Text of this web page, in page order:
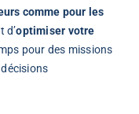
comme pour les
d’optimiser votre
pour des missions